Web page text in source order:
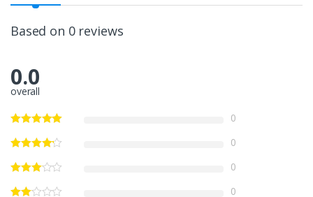
Based on 0 reviews
0.0
overall
0
0
0
0